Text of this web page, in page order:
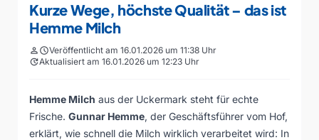
Kurze Wege, höchste Qualität – das ist
Hemme Milch
personscheduleVeröffentlicht am 16.01.2026 um 11:38 Uhr
updateAktualisiert am 16.01.2026 um 12:23 Uhr
Hemme Milch aus der Uckermark steht für echte
Frische. Gunnar Hemme, der Geschäftsführer vom Hof,
erklärt, wie schnell die Milch wirklich verarbeitet wird: In